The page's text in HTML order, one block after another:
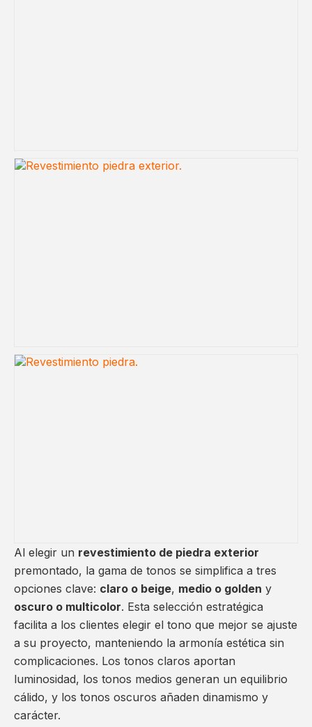
Al elegir un revestimiento de piedra exterior
premontado, la gama de tonos se simplifica a tres
opciones clave: claro o beige, medio o golden y
oscuro o multicolor. Esta selección estratégica
facilita a los clientes elegir el tono que mejor se ajuste
a su proyecto, manteniendo la armonía estética sin
complicaciones. Los tonos claros aportan
luminosidad, los tonos medios generan un equilibrio
cálido, y los tonos oscuros añaden dinamismo y
carácter.